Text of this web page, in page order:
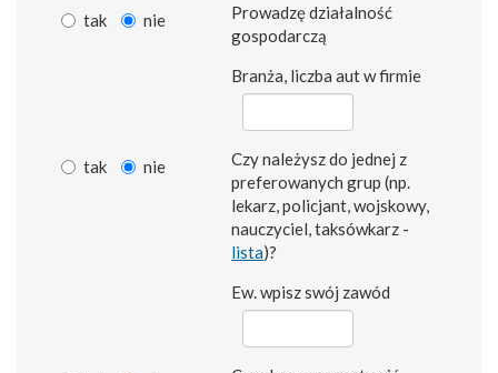
tak nie
Prowadzę działalność
gospodarczą
Branża, liczba aut w firmie
tak nie
Czy należysz do jednej z
preferowanych grup (np.
lekarz, policjant, wojskowy,
nauczyciel, taksówkarz -
lista)?
Ew. wpisz swój zawód